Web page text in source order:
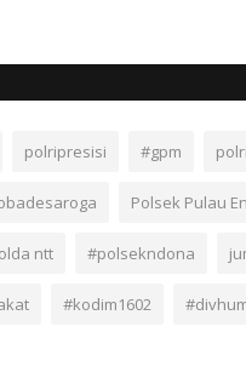
polripresisi #gpm
Polsek Pulau
ntt #polsekndona
#kodim1602